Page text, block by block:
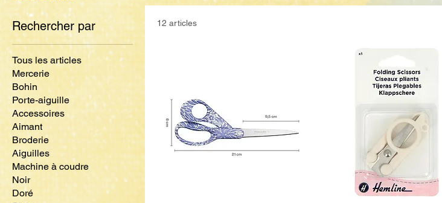
Rechercher par
Tous les articles
Mercerie
Bohin
Porte-aiguille
Accessoires
Aimant
Broderie
Aiguilles
Machine à coudre
Noir
Doré
12 articles